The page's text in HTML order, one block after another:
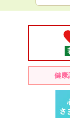
健康